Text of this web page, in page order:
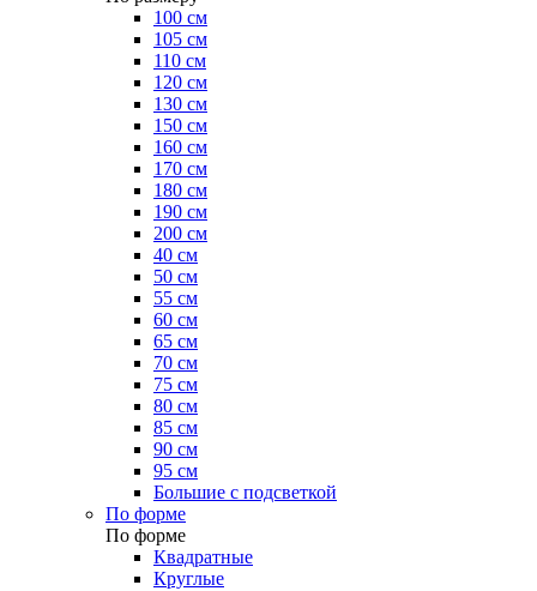
100 см
105 см
110 см
120 см
130 см
150 см
160 см
170 см
180 см
190 см
200 см
40 см
50 см
55 см
60 см
65 см
70 см
75 см
80 см
85 см
90 см
95 см
Большие с подсветкой
По форме
По форме
Квадратные
Круглые